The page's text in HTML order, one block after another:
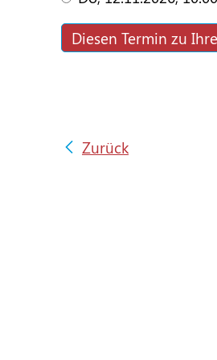
Diesen Termin zu
Zurück